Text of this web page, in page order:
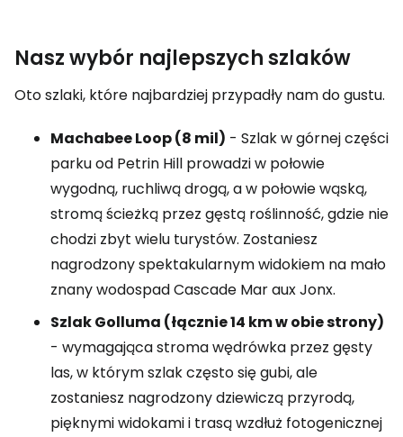
Nasz wybór najlepszych szlaków
Oto szlaki, które najbardziej przypadły nam do gustu.
Machabee Loop (8 mil) - Szlak w górnej części
parku od Petrin Hill prowadzi w połowie
wygodną, ruchliwą drogą, a w połowie wąską,
stromą ścieżką przez gęstą roślinność, gdzie nie
chodzi zbyt wielu turystów. Zostaniesz
nagrodzony spektakularnym widokiem na mało
znany wodospad Cascade Mar aux Jonx.
Szlak Golluma (łącznie 14 km w obie strony)
- wymagająca stroma wędrówka przez gęsty
las, w którym szlak często się gubi, ale
zostaniesz nagrodzony dziewiczą przyrodą,
pięknymi widokami i trasą wzdłuż fotogenicznej